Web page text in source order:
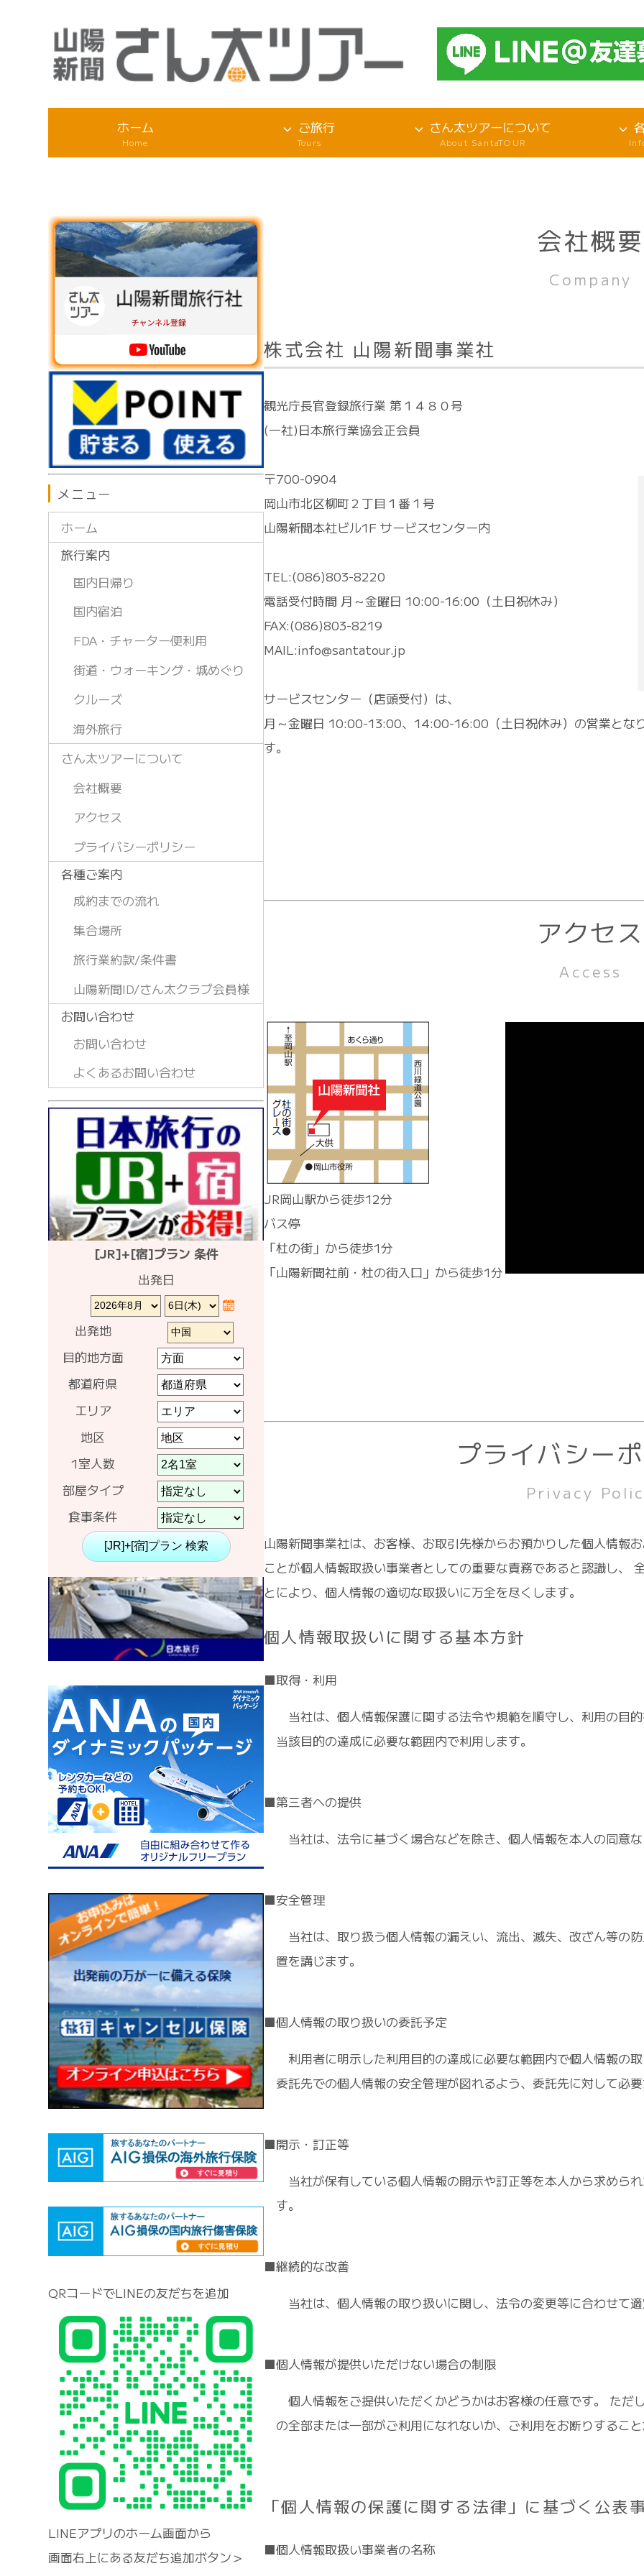
ホーム
Home
ご旅行
Tours
さん太ツアーについて
About SantaTOUR
会社概要
Company
株式会社 山陽新聞事業社
観光庁長官登録旅行業 第１４８０号
(一社)日本旅行業協会正会員
〒700-0904
岡山市北区柳町２丁目１番１号
山陽新聞本社ビル1F サービスセンター内
TEL:(086)803-8220
電話受付時間 月～金曜日 10:00-16:00（土日祝休み）
FAX:(086)803-8219
MAIL:info@santatour.jp
サービスセンター（店頭受付）は、
月～金曜日 10:00-13:00、14:00-16:00（土日祝休み）の営業とな
す。
アクセス
Access
JR岡山駅から徒歩12分
バス停
「杜の街」から徒歩1分
「山陽新聞社前・杜の街入口」から徒歩1分
プライバシー
Privacy
山陽新聞事業社は、お客様、お取引先様からお預かりした個人情報
ことが個人情報取扱い事業者としての重要な責務であると認識し、
とにより、個人情報の適切な取扱いに万全を尽くします。
個人情報取扱いに関する基本方針
■取得・利用
当社は、個人情報保護に関する法令や規範を順守し、利用の目
当該目的の達成に必要な範囲内で利用します。
■第三者への提供
当社は、法令に基づく場合などを除き、個人情報を本人の同意
■安全管理
当社は、取り扱う個人情報の漏えい、流出、滅失、改ざん等の
置を講じます。
■個人情報の取り扱いの委託予定
利用者に明示した利用目的の達成に必要な範囲内で個人情報の
委託先での個人情報の安全管理が図れるよう、委託先に対して必
■開示・訂正等
当社が保有している個人情報の開示や訂正等を本人から求めら
す。
■継続的な改善
当社は、個人情報の取り扱いに関し、法令の変更等に合わせて
■個人情報が提供いただけない場合の制限
個人情報をご提供いただくかどうかはお客様の任意です。 ただ
の全部または一部がご利用になれないか、ご利用をお断りするこ
「個人情報の保護に関する法律」に基づく公表
■個人情報取扱い事業者の名称
メニュー
ホーム
旅行案内
国内日帰り
国内宿泊
FDA・チャーター便利用
街道・ウォーキング・城めぐり
クルーズ
海外旅行
さん太ツアーについて
会社概要
アクセス
プライバシーポリシー
各種ご案内
成約までの流れ
集合場所
旅行業約款/条件書
山陽新聞ID/さん太クラブ会員様
お問い合わせ
お問い合わせ
よくあるお問い合わせ
[JR]+[宿]プラン 条件
出発日
出発地
目的地方面
都道府県
エリア
地区
1室人数
部屋タイプ
食事条件
QRコードでLINEの友だちを追加
LINEアプリのホーム画面から
画面右上にある友だち追加ボタン＞